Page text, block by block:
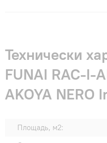
Технически
FUNAI RAC-I-
AKOYA NERO
Площадь, м2: